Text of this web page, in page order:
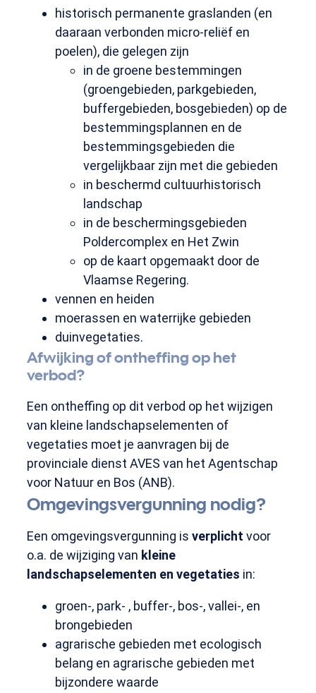
historisch permanente graslanden (en
daaraan verbonden micro-reliëf en
poelen), die gelegen zijn
in de groene bestemmingen
(groengebieden, parkgebieden,
buffergebieden, bosgebieden) op de
bestemmingsplannen en de
bestemmingsgebieden die
vergelijkbaar zijn met die gebieden
in beschermd cultuurhistorisch
landschap
in de beschermingsgebieden
Poldercomplex en Het Zwin
op de kaart opgemaakt door de
Vlaamse Regering.
vennen en heiden
moerassen en waterrijke gebieden
duinvegetaties.
Afwijking of ontheffing op het
verbod?
Een ontheffing op dit verbod op het wijzigen
van kleine landschapselementen of
vegetaties moet je aanvragen bij de
provinciale dienst AVES van het Agentschap
voor Natuur en Bos (ANB).
Omgevingsvergunning nodig?
Een omgevingsvergunning is verplicht voor
o.a. de wijziging van kleine
landschapselementen en vegetaties in:
groen-, park- , buffer-, bos-, vallei-, en
brongebieden
agrarische gebieden met ecologisch
belang en agrarische gebieden met
bijzondere waarde